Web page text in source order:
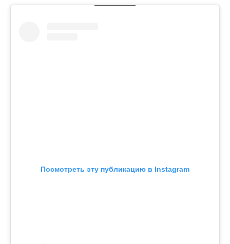
Посмотреть эту публикацию в Instagram